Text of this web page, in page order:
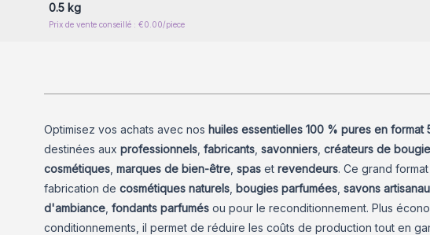
0.5 kg
Prix de vente conseillé : €0.00/piece
Optimisez vos achats avec nos huiles essentielles 100 % pures en format
destinées aux professionnels fabricants savonniers créateurs de
cosmétiques marques de bien-être spas et revendeurs. Ce grand
fabrication de cosmétiques naturels bougies parfumées savons
d'ambiance fondants parfumés ou pour le reconditionnement. Plus
conditionnements, il permet de réduire les coûts de production tout en